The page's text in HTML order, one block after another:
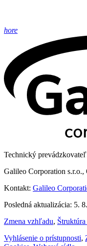
hore
Technický
Galileo Corporation s.r.o.,
Kontakt: Galileo
Posledná aktualizácia: 5.
Zmena vzhľadu,
Vyhlásenie o prístupnosti,